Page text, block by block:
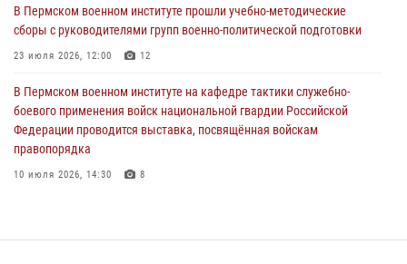
проходивших военную службу
08 июля 2026, 09:36 2
чемпионате войск национальной гвардии Российской Федерации по
боксу
07 июля 2026, 10:30 4
В Пермском военном институте прошли учебно-методические
сборы с руководителями групп военно-политической подготовки
23 июля 2026, 12:00 12
В Пермском военном институте на кафедре тактики служебно-
боевого применения войск национальной гвардии Российской
Федерации проводится выставка, посвящённая войскам
правопорядка
10 июля 2026, 14:30 8